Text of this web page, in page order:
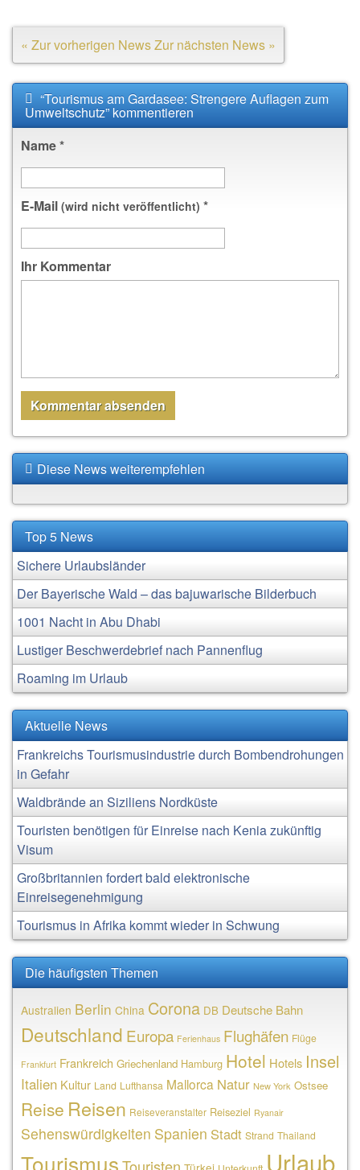
« Zur vorherigen NewsZur nächsten News »
“Tourismus am Gardasee: Strengere Auflagen zum
Umweltschutz” kommentieren
Name*
E-Mail (wird nicht veröffentlicht) *
Ihr Kommentar
Diese News weiterempfehlen
Top 5 News
Sichere Urlaubsländer
Der Bayerische Wald – das bajuwarische Bilderbuch
1001 Nacht in Abu Dhabi
Lustiger Beschwerdebrief nach Pannenflug
Roaming im Urlaub
Aktuelle News
Frankreichs Tourismusindustrie durch Bombendrohungen
in Gefahr
Waldbrände an Siziliens Nordküste
Touristen benötigen für Einreise nach Kenia zukünftig
Visum
Großbritannien fordert bald elektronische
Einreisegenehmigung
Tourismus in Afrika kommt wieder in Schwung
Die häufigsten Themen
Australien Berlin China Corona DB Deutsche Bahn
Deutschland Europa Ferienhaus Flughäfen Flüge
Frankfurt Frankreich Griechenland Hamburg Hotel Hotels Insel
Italien Kultur Land Lufthansa Mallorca Natur New York Ostsee
Reise Reisen Reiseveranstalter Reiseziel Ryanair
Sehenswürdigkeiten Spanien Stadt Strand Thailand
TourismusTouristen Urlaub